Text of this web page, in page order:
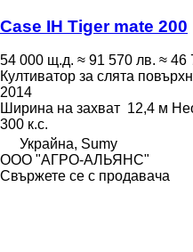
Case IH Tiger mate 200
54 000 щ.д. ≈ 91 570 лв. ≈ 46
Култиватор за слята
2014
Ширина на захват 12,4 м
300 к.с.
Украйна, Sumy
ООО "АГРО-АЛЬЯНС"
Свържете се с продавача